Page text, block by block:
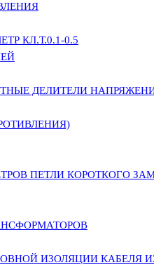
КЛ.Т.0.1-0.5
ДЕЛИТЕЛИ
ПЕТЛИ КОРОТКОГО
ИЗОЛЯЦИИ КАБЕЛЯ